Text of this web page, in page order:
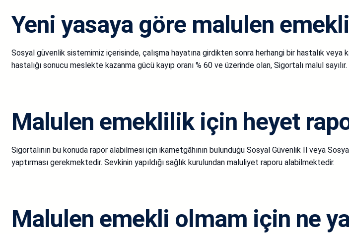
Yeni yasaya göre malulen
Sosyal güvenlik sistemimiz içerisinde, çalışma hayatına girdikten sonra herhangi bir hastalık
hastalığı sonucu meslekte kazanma gücü kayıp oranı % 60 ve üzerinde olan, Sigortalı malul sayılır.
Malulen emeklilik için heyet
Sigortalının bu konuda rapor alabilmesi için ikametgâhının bulunduğu Sosyal Güvenlik İl veya
yaptırması gerekmektedir. Sevkinin yapıldığı sağlık kurulundan maluliyet raporu alabilmektedir.
Malulen emekli olmam için ne